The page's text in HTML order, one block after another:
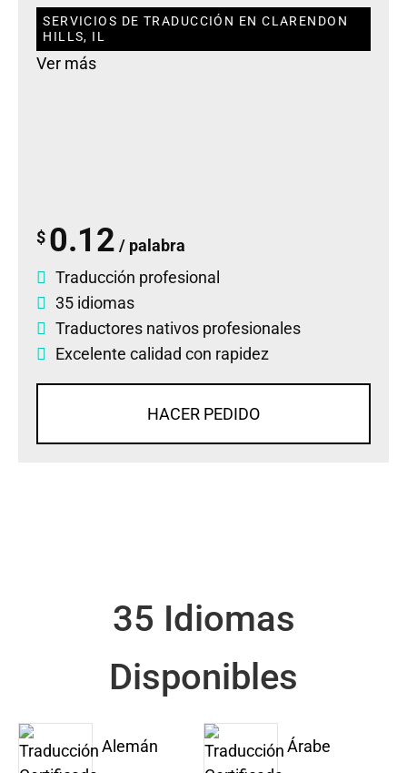
SERVICIOS DE TRADUCCIÓN EN CLARENDON
HILLS, IL
Ver más
$ 0.12 / palabra
Traducción profesional
35 idiomas
Traductores nativos profesionales
Excelente calidad con rapidez
HACER PEDIDO
35 Idiomas
Disponibles
Alemán Árabe